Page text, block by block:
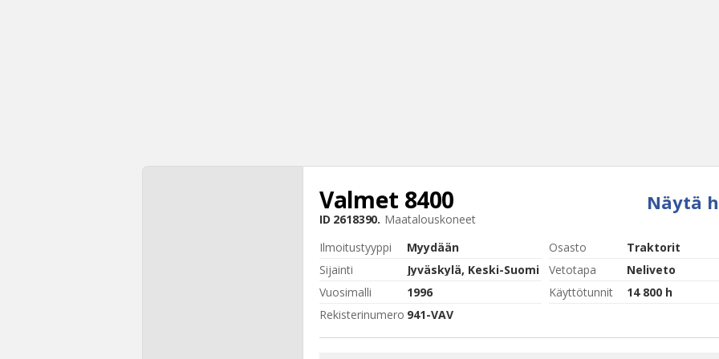
Näytä
Valmet 8400
ID 2618390. Maatalouskoneet
Ilmoitustyyppi
Myydään Osasto
Traktorit
Sijainti
Jyväskylä, Keski-Suomi Vetotapa
Neliveto
Vuosimalli
1996 Käyttötunnit
14 800 h
Rekisterinumero 941-VAV